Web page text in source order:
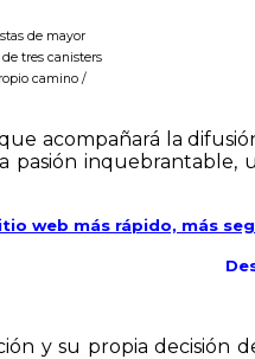
de mayor
tres canisters
camino /
acompañará la
pasión
web más rápido, más
y su propia